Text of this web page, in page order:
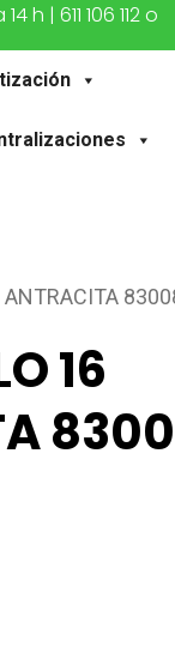
| 611 106 112 o
ANTRACITA
16